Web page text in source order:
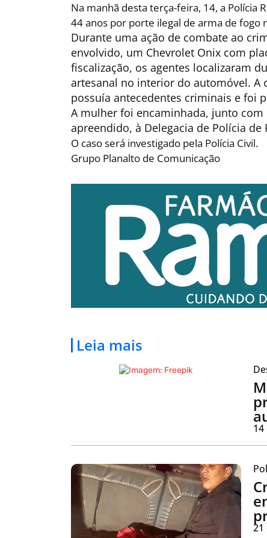
Na manhã desta terça-feira, 14, a Polícia
44 anos por porte ilegal de arma de fogo
Durante uma ação de combate ao
envolvido, um Chevrolet Onix com
fiscalização, os agentes localizaram
artesanal no interior do automóvel. A
possuía antecedentes criminais e foi
A mulher foi encaminhada, junto
apreendido, à Delegacia de Polícia de
O caso será investigado pela Polícia Civil.
Grupo Planalto de Comunicação
Leia mais
21